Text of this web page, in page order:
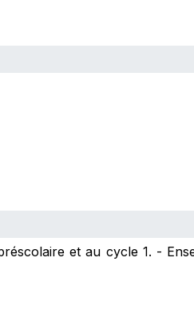
et au cycle 1. -